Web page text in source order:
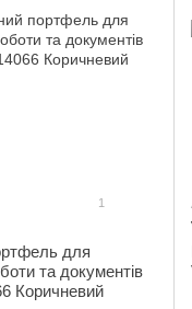
1
для
та документів
Коричневий